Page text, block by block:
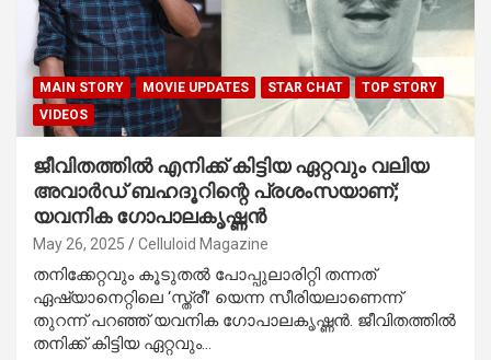
MAIN STORY MOVIE UPDATES STAR CHAT
TOP STORY
VIDEOS
ജീവിതത്തിൽ എനിക്ക് കിട്ടിയ ഏറ്റവും വലിയ
അവാർഡ് ബഹദൂറിന്റെ പ്രശംസയാണ്;
യവനിക ഗോപാലകൃഷ്ണൻ
May 26, 2025 Celluloid Magazine
തനിക്കേറ്റവും കൂടുതൽ പോപ്പുലാരിറ്റി തന്നത്
ഏഷ്യാനെറ്റിലെ ‘സ്ത്രീ’ യെന്ന സീരിയലാണെന്ന്
തുറന്ന് പറഞ്ഞ് യവനിക ഗോപാലകൃഷ്ണൻ. ജീവിതത്തിൽ
തനിക്ക് കിട്ടിയ ഏറ്റവും…